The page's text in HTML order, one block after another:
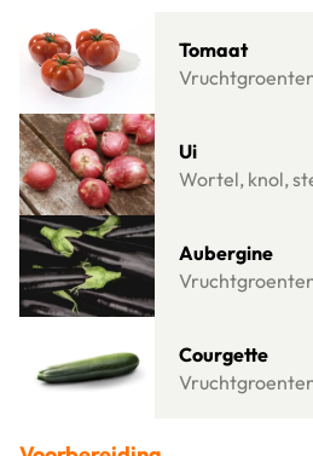
Tomaat
Lees meer over Tomaat
Ui
Wortel, knol,
Lees meer over Ui
Aubergine
Lees meer over Aubergine
Courgette